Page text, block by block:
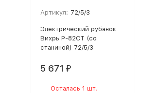
Артикул: 72/5/3
Электрический рубанок
Вихрь Р-82СТ (со
станиной) 72/5/3
5 671 ₽
Осталась 1 шт.